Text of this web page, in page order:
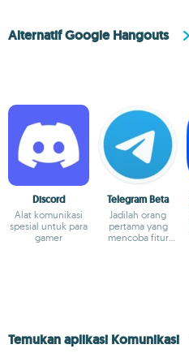
Alternatif Google Hangouts
Discord
Alat komunikasi
spesial untuk para
gamer
Telegram Beta
Jadilah orang
pertama yang
mencoba fitur
Temukan aplikasi Komunikasi